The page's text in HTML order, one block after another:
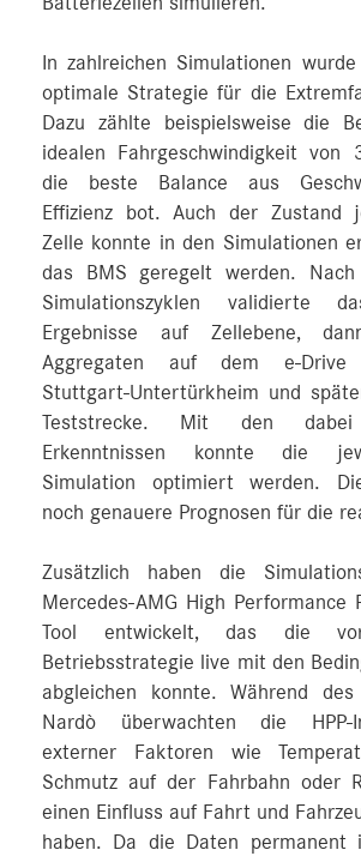
In zahlreichen Simulationen
optimale Strategie für die
Dazu zählte beispielsweise die
idealen Fahrgeschwindigkeit
die beste Balance aus
Effizienz bot. Auch der Zustand
Zelle konnte in den Simulationen
das BMS geregelt werden. Nach
Simulationszyklen validierte
Ergebnisse auf Zellebene,
Aggregaten auf dem e-
Stuttgart‑Untertürkheim und
Teststrecke. Mit den dabei
Erkenntnissen konnte die
Simulation optimiert werden.
noch genauere Prognosen für die
Zusätzlich haben die
Mercedes‑AMG High Performance
Tool entwickelt, das die
Betriebsstrategie live mit den
abgleichen konnte. Während
Nardò überwachten die HPP-
externer Faktoren wie
Schmutz auf der Fahrbahn oder
einen Einfluss auf Fahrt und
haben. Da die Daten permanent